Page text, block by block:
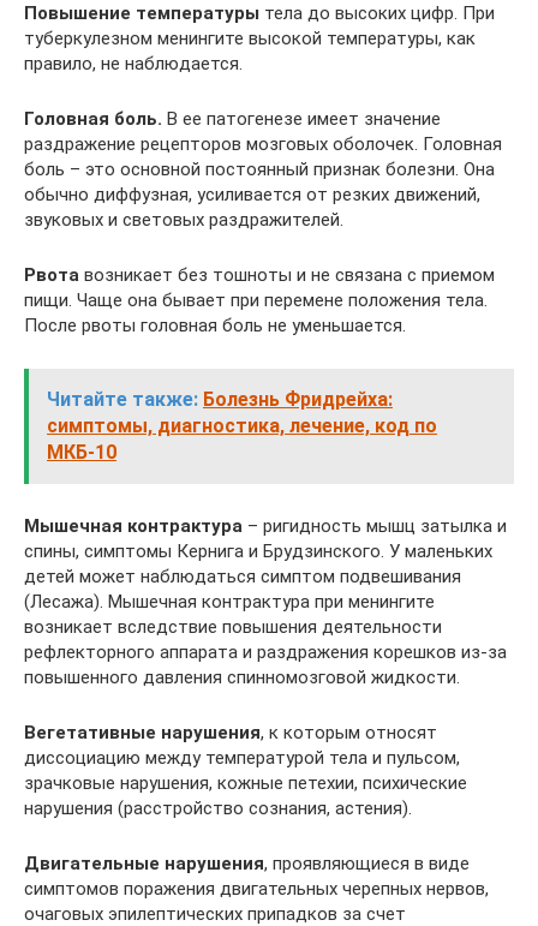
Повышение температуры тела до высоких цифр. При
туберкулезном менингите высокой температуры, как
правило, не наблюдается.
Головная боль. В ее патогенезе имеет значение
раздражение рецепторов мозговых оболочек. Головная
боль – это основной постоянный признак болезни. Она
обычно диффузная, усиливается от резких движений,
звуковых и световых раздражителей.
Рвота возникает без тошноты и не связана с приемом
пищи. Чаще она бывает при перемене положения тела.
После рвоты головная боль не уменьшается.
Читайте также: Болезнь Фридрейха:
симптомы, диагностика, лечение, код по
МКБ-10
Мышечная контрактура – ригидность мышц затылка и
спины, симптомы Кернига и Брудзинского. У маленьких
детей может наблюдаться симптом подвешивания
(Лесажа). Мышечная контрактура при менингите
возникает вследствие повышения деятельности
рефлекторного аппарата и раздражения корешков из-за
повышенного давления спинномозговой жидкости.
Вегетативные нарушения, к которым относят
диссоциацию между температурой тела и пульсом,
зрачковые нарушения, кожные петехии, психические
нарушения (расстройство сознания, астения).
Двигательные нарушения, проявляющиеся в виде
симптомов поражения двигательных черепных нервов,
очаговых эпилептических припадков за счет